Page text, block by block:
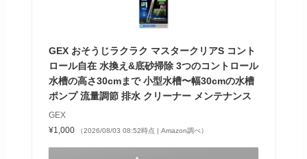
GEX おそうじラクラク マスタークリアS コント
ロール自在 水換え&底砂掃除 3つのコントロール
水槽の高さ30cmまで 小型水槽〜幅30cmの水槽
ポンプ 流量調節 排水 クリーナー メンテナンス
GEX
¥1,000
（2026/08/03 08:52時点 | Amazon調べ）